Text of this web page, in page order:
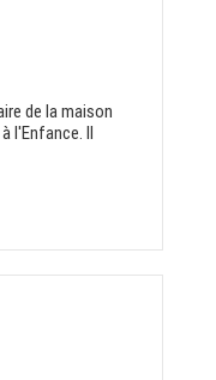
de la maison
l'Enfance. Il